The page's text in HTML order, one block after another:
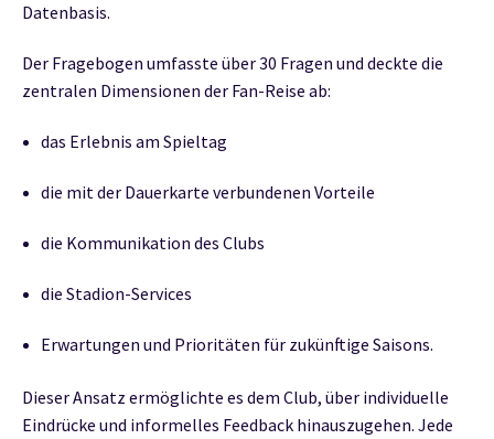
Datenbasis.
Der Fragebogen umfasste über 30 Fragen und deckte die
zentralen Dimensionen der Fan-Reise ab:
das Erlebnis am Spieltag
die mit der Dauerkarte verbundenen Vorteile
die Kommunikation des Clubs
die Stadion-Services
Erwartungen und Prioritäten für zukünftige Saisons.
Dieser Ansatz ermöglichte es dem Club, über individuelle
Eindrücke und informelles Feedback hinauszugehen. Jede